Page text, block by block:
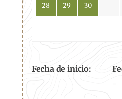
28 29 30
Fecha de inicio:
- -